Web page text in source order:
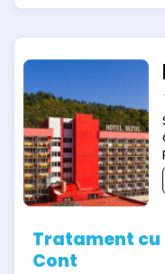
Tratament cu
Cont